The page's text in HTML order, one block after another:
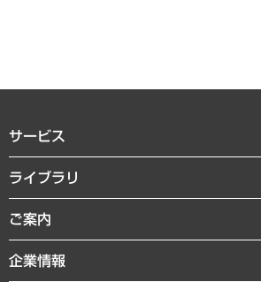
サービス
経営戦略
組織・人事戦略
デジタルイノベーション
ライブラリ
経済調査
レポート
コラム
ご案内
セミナー・イベント情報
企業情報